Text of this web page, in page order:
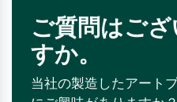
ご質問はござ
すか。
当社の製造したアート